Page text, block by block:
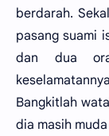
berdarah.
pasang suami
dan dua
Bangkitlah
dia masih